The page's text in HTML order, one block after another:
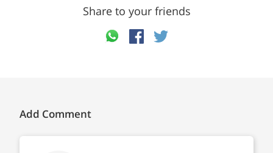
Share to your friends
Add Comment